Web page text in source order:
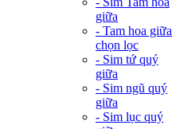
giữa
- Tam hoa giữa
chọn lọc
- Sim tứ quý
giữa
- Sim ngũ quý
giữa
- Sim lục quý